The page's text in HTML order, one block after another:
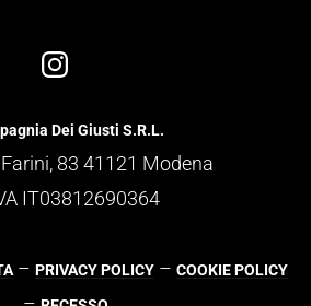
Dei Giusti S.R.L.
83 41121 Modena
IT03812690364
– PRIVACY POLICY – COOKIE POLICY